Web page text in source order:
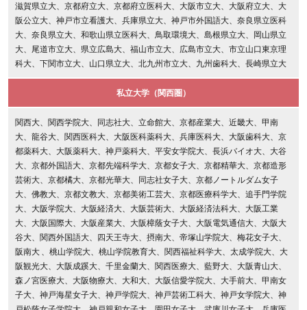
滋賀県立大、京都府立大、京都府立医科大、大阪市立大、大阪府立大、大
阪公立大、神戸市立看護大、兵庫県立大、神戸市外国語大、奈良県立医科
大、奈良県立大、和歌山県立医科大、鳥取環境大、島根県立大、岡山県立
大、尾道市立大、県立広島大、福山市立大、広島市立大、市立山口東京理
科大、下関市立大、山口県立大、北九州市立大、九州歯科大、長崎県立大
私立大学（関西圏）
関西大、関西学院大、同志社大、立命館大、京都産業大、近畿大、甲南
大、龍谷大、関西医科大、大阪医科薬科大、兵庫医科大、大阪歯科大、京
都薬科大、大阪薬科大、神戸薬科大、平安女学院大、長浜バイオ大、大谷
大、京都外国語大、京都先端科学大、京都女子大、京都精華大、京都造形
芸術大、京都橘大、京都光華大、同志社女子大、京都ノートルダム女子
大、佛教大、京都文教大、京都美術工芸大、京都医療科学大、追手門学院
大、大阪学院大、大阪経済大、大阪芸術大、大阪経済法科大、大阪工業
大、大阪国際大、大阪産業大、大阪樟蔭女子大、大阪電気通信大、大阪大
谷大、関西外国語大、四天王寺大、摂南大、帝塚山学院大、梅花女子大、
阪南大 、桃山学院大、桃山学院教育大、関西福祉科学大、太成学院大、大
阪観光大、大阪成蹊大、千里金蘭大、関西医療大、藍野大、大阪青山大、
森ノ宮医療大、大阪物療大、大和大、大阪信愛学院大、大手前大、甲南女
子大、神戸海星女子大、神戸学院大、神戸芸術工科大、神戸女学院大、神